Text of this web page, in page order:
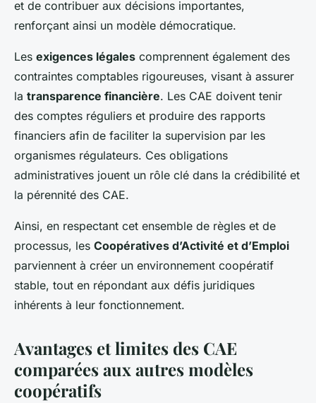
et de contribuer aux décisions importantes,
renforçant ainsi un modèle démocratique.
Les exigences légales comprennent également des
contraintes comptables rigoureuses, visant à assurer
la transparence financière. Les CAE doivent tenir
des comptes réguliers et produire des rapports
financiers afin de faciliter la supervision par les
organismes régulateurs. Ces obligations
administratives jouent un rôle clé dans la crédibilité et
la pérennité des CAE.
Ainsi, en respectant cet ensemble de règles et de
processus, les Coopératives d’Activité et d’Emploi
parviennent à créer un environnement coopératif
stable, tout en répondant aux défis juridiques
inhérents à leur fonctionnement.
Avantages et limites des CAE
comparées aux autres modèles
coopératifs